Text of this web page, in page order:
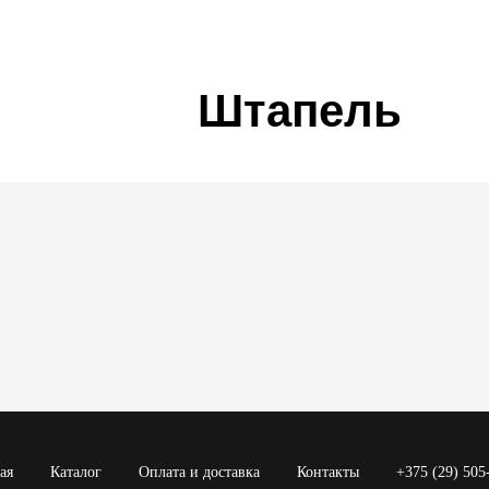
Штапель
Каталог Оплата и доставка Контакты +375 (29)